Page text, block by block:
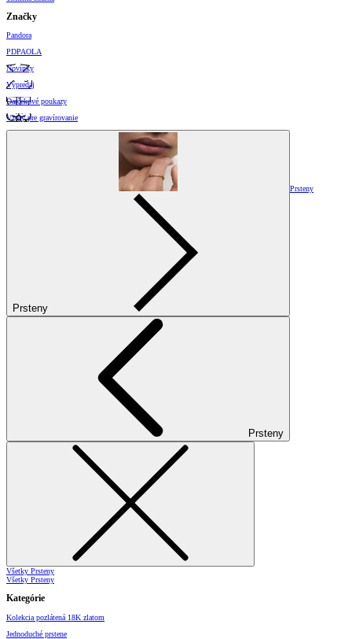
Značky
Pandora
PDPAOLA
Novinky
Výpredaj
Darčekové poukazy
Vzory pre gravírovanie
Prsteny
Prsteny
Prsteny
Všetky Prsteny
Všetky Prsteny
Kategórie
Kolekcia pozlátená 18K zlatom
Jednoduché prstene